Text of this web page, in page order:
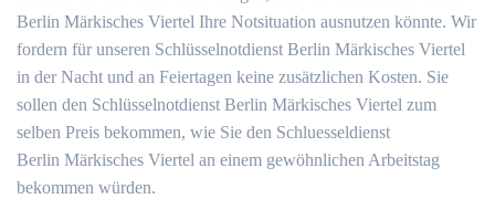
Berlin Märkisches Viertel Ihre Notsituation ausnutzen könnte. Wir
fordern für unseren Schlüsselnotdienst Berlin Märkisches Viertel
in der Nacht und an Feiertagen keine zusätzlichen Kosten. Sie
sollen den Schlüsselnotdienst Berlin Märkisches Viertel zum
selben Preis bekommen, wie Sie den Schluesseldienst
Berlin Märkisches Viertel an einem gewöhnlichen Arbeitstag
bekommen würden.